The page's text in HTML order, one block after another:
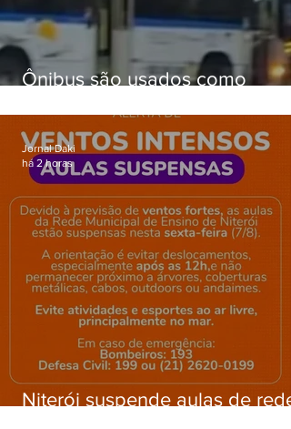
Ônibus são usados como
Gardênia Azul
Niterói suspende aulas de rede
Jornal Daki
há 2 horas